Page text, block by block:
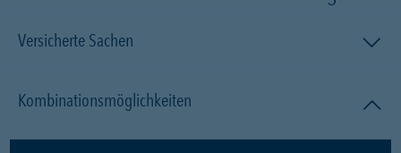
Versicherte Sachen
Kombinationsmöglichkeiten